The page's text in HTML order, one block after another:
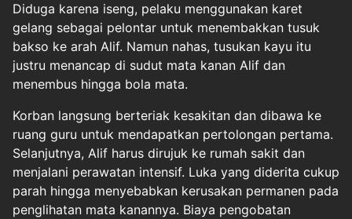
Diduga karena iseng, pelaku menggunakan karet
gelang sebagai pelontar untuk menembakkan tusuk
bakso ke arah Alif. Namun nahas, tusukan kayu itu
justru menancap di sudut mata kanan Alif dan
menembus hingga bola mata.
Korban langsung berteriak kesakitan dan dibawa ke
ruang guru untuk mendapatkan pertolongan pertama.
Selanjutnya, Alif harus dirujuk ke rumah sakit dan
menjalani perawatan intensif. Luka yang diderita cukup
parah hingga menyebabkan kerusakan permanen pada
penglihatan mata kanannya. Biaya pengobatan